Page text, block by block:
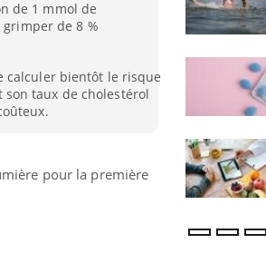
de 1 mmol de
de 8 %
calculer bientôt le risque
taux de cholestérol
pour la première